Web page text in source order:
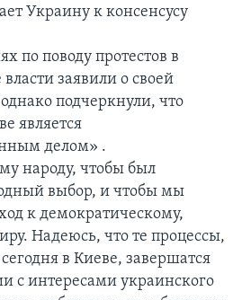
Украину к консенсусу
по поводу протестов в
заявили о своей
подчеркнули, что
является
делом» .
народу, чтобы был
выбор, и чтобы мы
к демократическому,
Надеюсь, что те процессы,
в Киеве, завершатся
с интересами украинского